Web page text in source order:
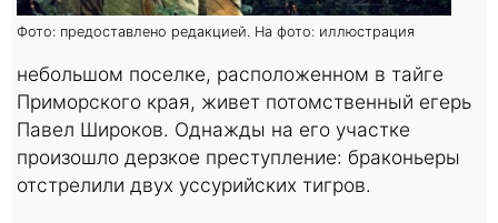
Фото: предоставлено редакцией. На фото: иллюстрация
небольшом поселке, расположенном в тайге
Приморского края, живет потомственный егерь
Павел Широков. Однажды на его участке
произошло дерзкое преступление: браконьеры
отстрелили двух уссурийских тигров.